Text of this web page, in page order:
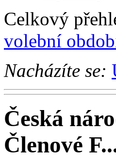
Celkový
volební
Nacházíte se:
Česká
Členové